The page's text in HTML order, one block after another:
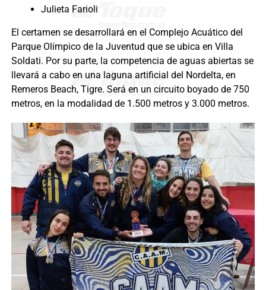
Julieta Farioli
El certamen se desarrollará en el Complejo Acuático del
Parque Olímpico de la Juventud que se ubica en Villa
Soldati. Por su parte, la competencia de aguas abiertas se
llevará a cabo en una laguna artificial del Nordelta, en
Remeros Beach, Tigre. Será en un circuito boyado de 750
metros, en la modalidad de 1.500 metros y 3.000 metros.